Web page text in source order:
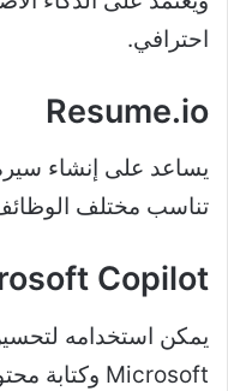
احترافي.
Resume.io
يساعد على إنشاء
تناسب مختلف
Copilot
يمكن استخدامه
Microsoft وكتابة محتوى أكثر احترافية.